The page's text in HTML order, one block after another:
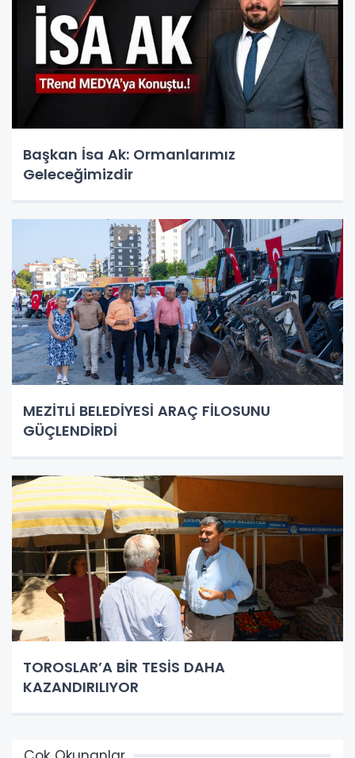
Başkan İsa Ak: Ormanlarımız
Geleceğimizdir
MEZİTLİ BELEDİYESİ ARAÇ FİLOSUNU
GÜÇLENDİRDİ
TOROSLAR’A BİR TESİS DAHA
KAZANDIRILIYOR